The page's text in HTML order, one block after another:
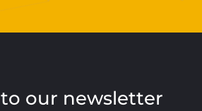
our newsletter